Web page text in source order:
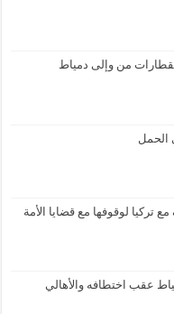
من وإلى دمياط
الحمل
تركيا لوقوفها مع قضايا الأمة
عقب اختطافه والأهالي